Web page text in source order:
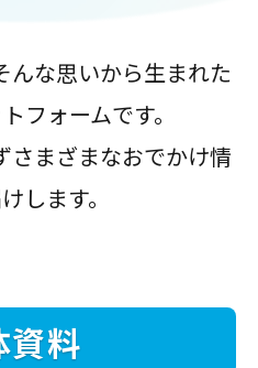
んな思いから生まれた
フォームです。
さまざまなおでかけ情
します。
資料